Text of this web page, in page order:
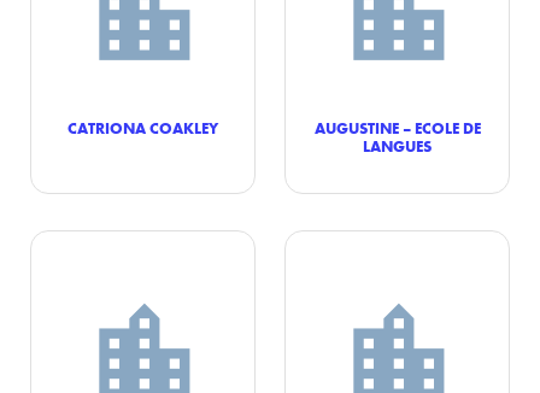
CATRIONA COAKLEY
AUGUSTINE – ECOLE DE
LANGUES